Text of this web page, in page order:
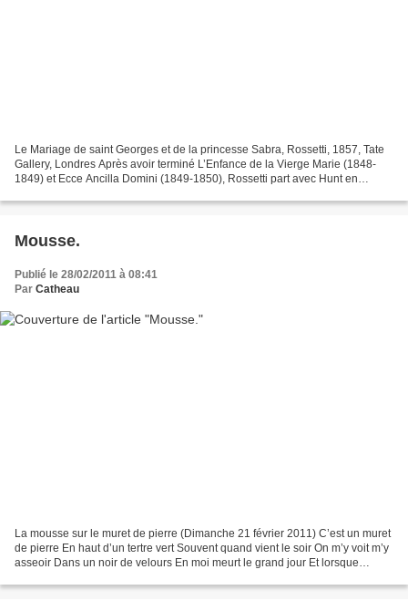
Le Mariage de saint Georges et de la princesse Sabra, Rossetti, 1857, Tate
Gallery, Londres Après avoir terminé L’Enfance de la Vierge Marie (1848-
1849) et Ecce Ancilla Domini (1849-1850), Rossetti part avec Hunt en
Mousse.
Publié le 28/02/2011 à 08:41
Par Catheau
La mousse sur le muret de pierre (Dimanche 21 février 2011) C’est un muret
de pierre En haut d’un tertre vert Souvent quand vient le soir On m’y voit m’y
asseoir Dans un noir de velours En moi meurt le grand jour Et lorsque